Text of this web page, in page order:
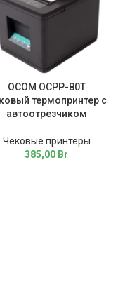
OCOM OCPP-80T
термопринтер с
автоотрезчиком
Чековые принтеры
385,00 Br